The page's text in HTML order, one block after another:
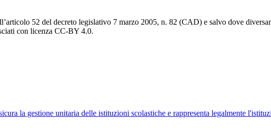
52 del decreto legislativo 7 marzo 2005, n. 82 (CAD) e salvo dove
con licenza CC-BY 4.0.
la gestione unitaria delle istituzioni scolastiche e rappresenta legalmente